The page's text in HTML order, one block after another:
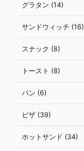
グラタン (14)
サンドウィッチ (16)
スナック (8)
トースト (8)
パン (6)
ピザ (39)
ホットサンド (34)